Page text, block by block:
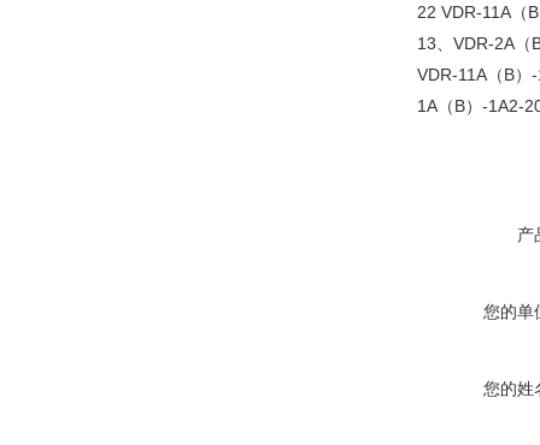
22 VDR-11A（
13、VDR-2A（
VDR-11A（B）
1A（B）-1A2-
产
您的单
您的姓